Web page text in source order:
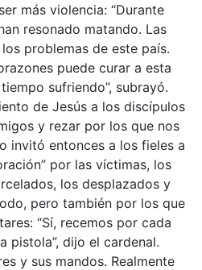
más violencia: “Durante
resonado matando. Las
problemas de este país.
puede curar a esta
sufriendo”, subrayó.
de Jesús a los discípulos
y rezar por los que nos
invitó entonces a los fieles a
por las víctimas, los
los desplazados y
pero también por los que
“Sí, recemos por cada
pistola”, dijo el cardenal.
y sus mandos. Realmente